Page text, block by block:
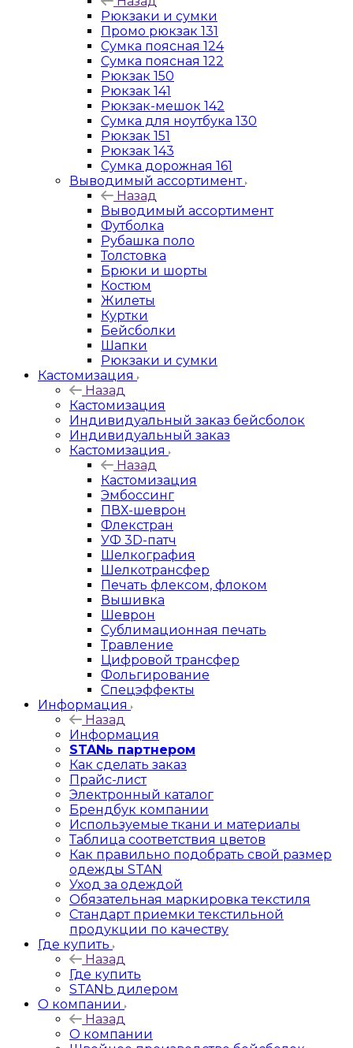
Рюкзаки и сумки
Промо рюкзак 131
Сумка поясная 124
Сумка поясная 122
Рюкзак 150
Рюкзак 141
Рюкзак-мешок 142
Сумка для ноутбука 130
Рюкзак 151
Рюкзак 143
Сумка дорожная 161
Выводимый ассортимент
Назад
Выводимый ассортимент
Футболка
Рубашка поло
Толстовка
Брюки и шорты
Костюм
Жилеты
Куртки
Бейсболки
Шапки
Рюкзаки и сумки
Кастомизация
Назад
Кастомизация
Индивидуальный заказ бейсболок
Индивидуальный заказ
Кастомизация
Назад
Кастомизация
Эмбоссинг
ПВХ-шеврон
Флекстран
УФ 3D-патч
Шелкография
Шелкотрансфер
Печать флексом, флоком
Вышивка
Шеврон
Сублимационная печать
Травление
Цифровой трансфер
Фольгирование
Спецэффекты
Информация
Назад
Информация
STANь партнером
Как сделать заказ
Прайс-лист
Электронный каталог
Брендбук компании
Используемые ткани и материалы
Таблица соответствия цветов
Как правильно подобрать свой размер
одежды STAN
Уход за одеждой
Обязательная маркировка текстиля
Стандарт приемки текстильной
продукции по качеству
Где купить
Назад
Где купить
STANЬ дилером
О компании
Назад
О компании